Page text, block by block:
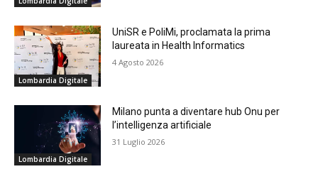
Lombardia Digitale
UniSR e PoliMi, proclamata la prima
laureata in Health Informatics
4 Agosto 2026
Lombardia Digitale
Milano punta a diventare hub Onu per
l’intelligenza artificiale
31 Luglio 2026